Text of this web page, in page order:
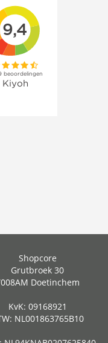
Shopcore
Grutbroek 30
Doetinchem
KvK: 09168921
NL001863765B10